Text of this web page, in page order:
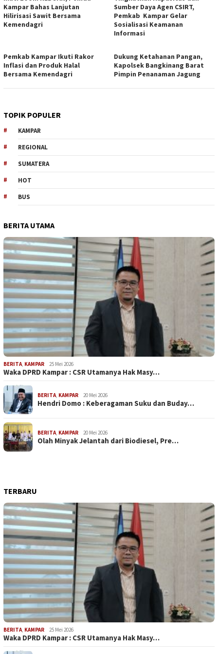
Kampar Bahas Lanjutan
Hilirisasi Sawit Bersama
Kemendagri
Sumber Daya Agen CSIRT,
Pemkab Kampar Gelar
Sosialisasi Keamanan
Informasi
Pemkab Kampar Ikuti Rakor
Inflasi dan Produk Halal
Bersama Kemendagri
Dukung Ketahanan Pangan,
Kapolsek Bangkinang Barat
Pimpin Penanaman Jagung
TOPIK POPULER
KAMPAR
REGIONAL
SUMATERA
HOT
BUS
BERITA UTAMA
BERITA, KAMPAR 25 Mei 2026
Waka DPRD Kampar : CSR Utamanya Hak Masy…
BERITA, KAMPAR 20 Mei 2026
Hendri Domo : Keberagaman Suku dan Buday…
BERITA, KAMPAR 20 Mei 2026
Olah Minyak Jelantah dari Biodiesel, Pre…
TERBARU
BERITA, KAMPAR 25 Mei 2026
Waka DPRD Kampar : CSR Utamanya Hak Masy…